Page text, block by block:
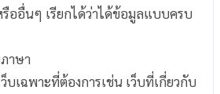
ออื่นๆ เรียกได้ว่าได้ข้อมูลแบบครบ
าษา
บเฉพาะที่ต้องการเช่น เว็บที่เกี่ยวกับ